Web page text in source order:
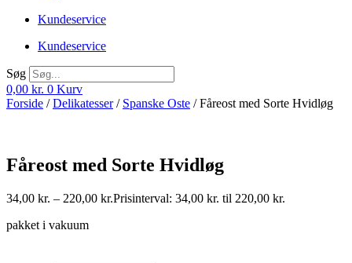
Kundeservice
Kundeservice
Søg
0,00 kr. 0 Kurv
Forside /Delikatesser/ Spanske Oste / Fåreost med Sorte Hvidløg
Fåreost med Sorte Hvidløg
34,00 kr. – 220,00 kr.Prisinterval: 34,00 kr. til 220,00 kr.
pakket i vakuum